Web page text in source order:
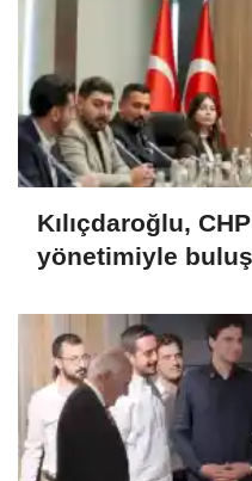
Kılıçdaroğlu,
yönetimiyle